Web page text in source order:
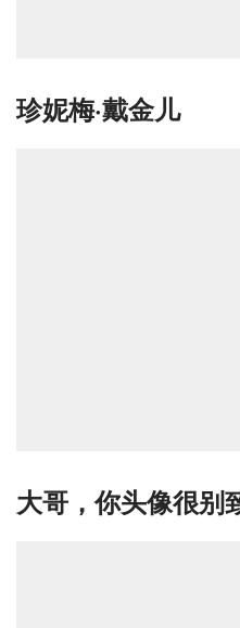
珍妮梅·戴金儿
大哥，你头像很别